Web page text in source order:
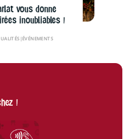
vous donne
inoubliables !
|ÉVÉNEMENTS
!